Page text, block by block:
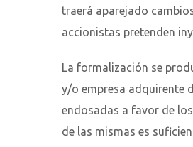
traerá aparejado
accionistas pretenden
La formalización se
y/o empresa adquirente
endosadas a favor de
de las mismas es